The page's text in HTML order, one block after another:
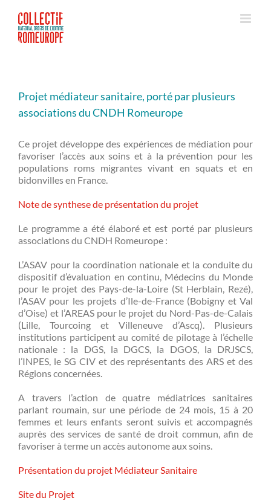
contenu
Projet médiateur sanitaire, porté par plusieurs
associations du CNDH Romeurope
Ce projet développe des expériences de médiation pour
favoriser l’accès aux soins et à la prévention pour les
populations roms migrantes vivant en squats et en
bidonvilles en France.
Note de synthese de présentation du projet
Le programme a été élaboré et est porté par plusieurs
associations du CNDH Romeurope :
L’ASAV pour la coordination nationale et la conduite du
dispositif d’évaluation en continu, Médecins du Monde
pour le projet des Pays-de-la-Loire (St Herblain, Rezé),
l’ASAV pour les projets d’Ile-de-France (Bobigny et Val
d’Oise) et l’AREAS pour le projet du Nord-Pas-de-Calais
(Lille, Tourcoing et Villeneuve d’Ascq). Plusieurs
institutions participent au comité de pilotage à l’échelle
nationale : la DGS, la DGCS, la DGOS, la DRJSCS,
l’INPES, le SG CIV et des représentants des ARS et des
Régions concernées.
A travers l’action de quatre médiatrices sanitaires
parlant roumain, sur une période de 24 mois, 15 à 20
femmes et leurs enfants seront suivis et accompagnés
auprès des services de santé de droit commun, afin de
favoriser à terme un accès autonome aux soins.
Présentation du projet Médiateur Sanitaire
Site du Projet